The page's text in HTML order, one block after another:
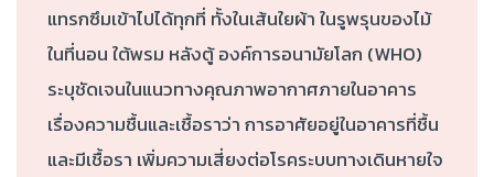
แทรกซึมเข้าไปได้ทุกที่ ทั้งในเส้นใยผ้า ในรูพรุนของไม้
ในที่นอน ใต้พรม หลังตู้ องค์การอนามัยโลก (WHO)
ระบุชัดเจนในแนวทางคุณภาพอากาศภายในอาคาร
เรื่องความชื้นและเชื้อราว่า การอาศัยอยู่ในอาคารที่ชื้น
และมีเชื้อรา เพิ่มความเสี่ยงต่อโรคระบบทางเดินหายใจ